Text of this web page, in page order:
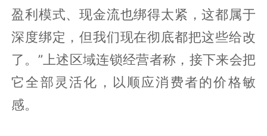
盈利模式、现金流也绑得太紧，这都属于
深度绑定，但我们现在彻底都把这些给改
了。”上述区域连锁经营者称，接下来会把
它全部灵活化，以顺应消费者的价格敏
感。